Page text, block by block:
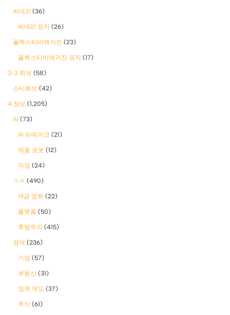
씨네21 (36)
씨네21 표지 (26)
플렉스티비매거진 (23)
플렉스티비매거진 표지 (17)
3-2 화보 (58)
스타화보 (42)
4 정보 (1,205)
AI (73)
AI 리메이크 (21)
제품 로봇 (12)
직업 (24)
ㅇㅎ (490)
19금 영화 (22)
플랫폼 (50)
후방주의 (415)
경제 (236)
기업 (57)
부동산 (31)
정책 제도 (37)
주식 (61)